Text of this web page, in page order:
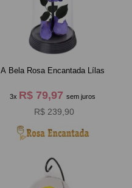
A Bela Rosa Encantada Lílas
3x R$ 79,97sem juros
R$ 239,90